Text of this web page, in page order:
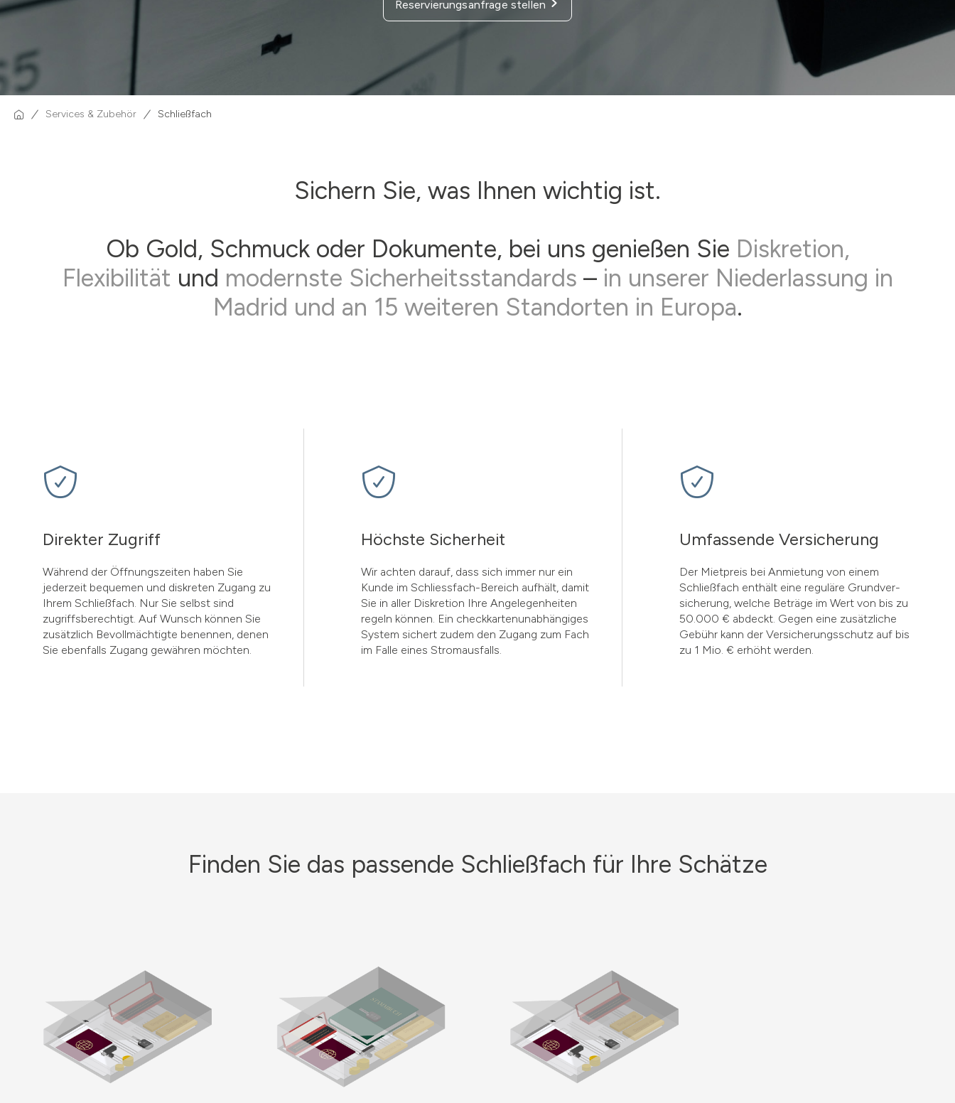
Reservierungsanfrage stellen
Services & Zubehör Schließfach
Sichern Sie, was Ihnen wichtig ist.
Ob Gold, Schmuck oder Dokumente, bei uns genießen Sie Diskretion,
Flexibilität und modernste Sicherheitsstandards – in unserer Niederlassung in
Madrid und an 15 weiteren Standorten in Europa.
Direkter Zugriff
Während der Öffnungszeiten haben Sie
jederzeit bequemen und diskreten Zugang zu
Ihrem Schließfach. Nur Sie selbst sind
zugriffsberechtigt. Auf Wunsch können Sie
zusätzlich Bevollmächtigte benennen, denen
Sie ebenfalls Zugang gewähren möchten.
Höchste Sicherheit
Wir achten darauf, dass sich immer nur ein
Kunde im Schliessfach-Bereich aufhält, damit
Sie in aller Diskretion Ihre Angelegenheiten
regeln können. Ein checkkartenunabhängiges
System sichert zudem den Zugang zum Fach
im Falle eines Stromausfalls.
Umfassende Versicherung
Der Mietpreis bei Anmietung von einem
Schließfach enthält eine reguläre Grundver-
sicherung, welche Beträge im Wert von bis zu
50.000 € abdeckt. Gegen eine zusätzliche
Gebühr kann der Versicherungsschutz auf bis
zu 1 Mio. € erhöht werden.
Finden Sie das passende Schließfach für Ihre Schätze